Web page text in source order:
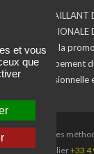
le sens de la
d'un développement
professionnelle
des
67- Montpellier+33 4
et vous
que